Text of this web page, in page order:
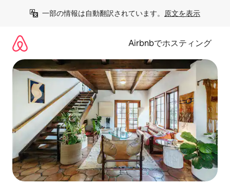
一部の情報は自動翻訳されています。 原文を表示
Airbnbでホスティング